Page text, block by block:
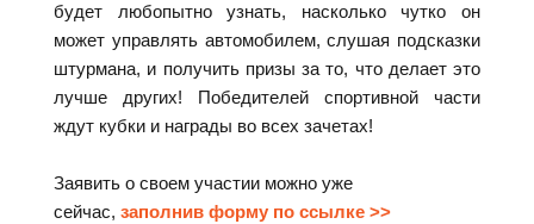
будет любопытно узнать, насколько чутко он
может управлять автомобилем, слушая подсказки
штурмана, и получить призы за то, что делает это
лучше других! Победителей спортивной части
ждут кубки и награды во всех зачетах!
Заявить о своем участии можно уже
сейчас, заполнив форму по ссылке >>